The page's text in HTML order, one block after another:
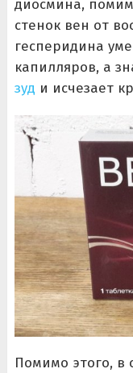
диосмина,
стенок вен от
гесперидина
капилляров, а
зуд и исчезает
Помимо этого, в